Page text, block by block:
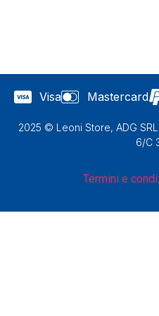
Visa Mastercard
2025 © Leoni Store, ADG
6/C
Termini e